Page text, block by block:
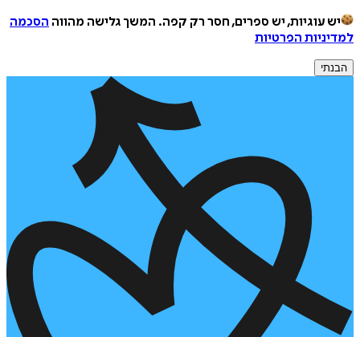
יש עוגיות, יש ספרים, חסר רק קפה. המשך גלישה מהווה הסכמה
למדיניות הפרטיות
הבנתי